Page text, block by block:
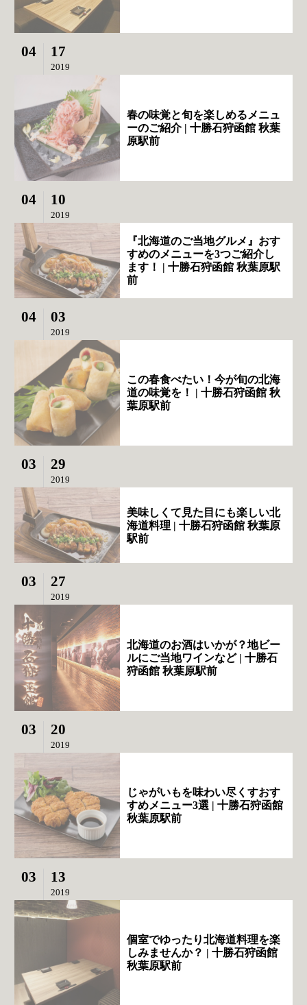
04 17
2019
春の味覚と旬を楽しめるメニュ
ーのご紹介 | 十勝石狩函館 秋葉
原駅前
04 10
2019
『北海道のご当地グルメ』おす
すめのメニューを3つご紹介し
ます！ | 十勝石狩函館 秋葉原駅
前
04 03
2019
この春食べたい！今が旬の北海
道の味覚を！ | 十勝石狩函館 秋
葉原駅前
03 29
2019
美味しくて見た目にも楽しい北
海道料理 | 十勝石狩函館 秋葉原
駅前
03 27
2019
北海道のお酒はいかが？地ビー
ルにご当地ワインなど | 十勝石
狩函館 秋葉原駅前
03 20
2019
じゃがいもを味わい尽くすおす
すめメニュー3選 | 十勝石狩函館
秋葉原駅前
03 13
2019
個室でゆったり北海道料理を楽
しみませんか？ | 十勝石狩函館
秋葉原駅前